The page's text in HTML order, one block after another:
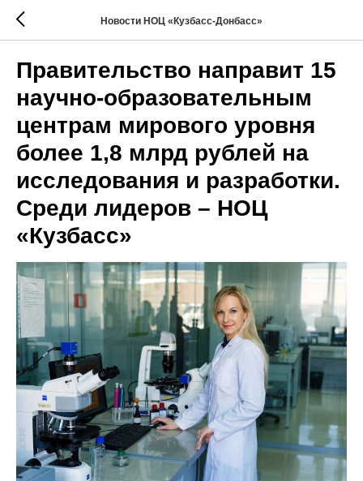
Новости НОЦ «Кузбасс-Донбасс»
Правительство направит 15
научно-образовательным
центрам мирового уровня
более 1,8 млрд рублей на
исследования и разработки.
Среди лидеров – НОЦ
«Кузбасс»